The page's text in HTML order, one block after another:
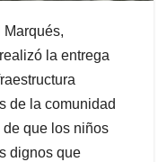
la entrega
de la comunidad
que los niños
dignos que